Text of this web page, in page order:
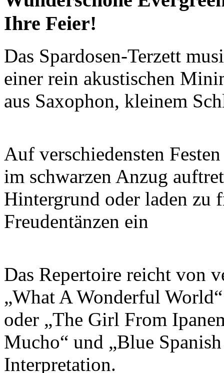
Ihre Feier!
Das Spardosen-Terzett
einer rein akustischen
aus Saxophon, kleinem
Auf verschiedensten
im schwarzen Anzug
Hintergrund oder laden zu
Freudentänzen ein
Das Repertoire reicht von
„What A Wonderful World“
oder „The Girl From
Mucho“ und „Blue
Interpretation.